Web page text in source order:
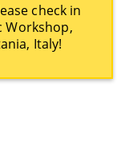
check in
Workshop,
Italy!